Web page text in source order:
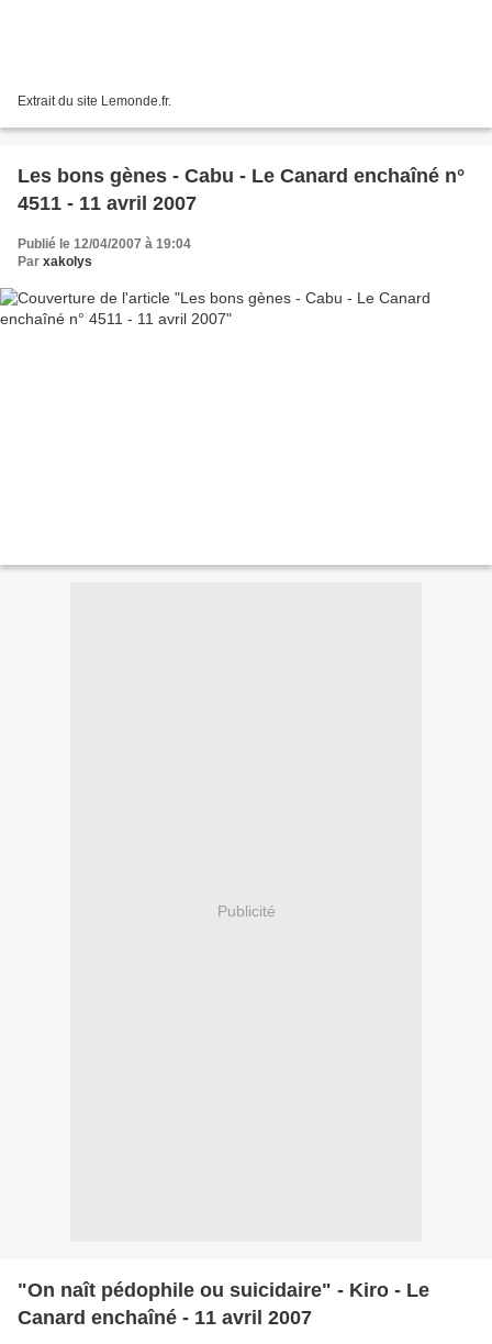
Extrait du site Lemonde.fr.
Les bons gènes - Cabu - Le Canard enchaîné n°
4511 - 11 avril 2007
Publié le 12/04/2007 à 19:04
Par xakolys
Publicité
"On naît pédophile ou suicidaire" - Kiro - Le
Canard enchaîné - 11 avril 2007